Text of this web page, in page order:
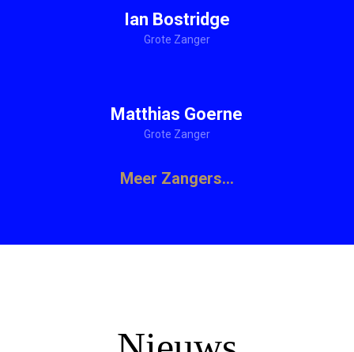
Ian Bostridge
Grote Zanger
Matthias Goerne
Grote Zanger
Meer Zangers…